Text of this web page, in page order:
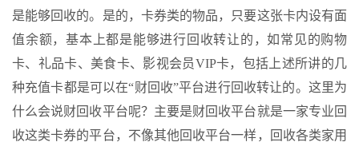
是能够回收的。是的，卡券类的物品，只要这张卡内设有面
值余额，基本上都是能够进行回收转让的，如常见的购物
卡、礼品卡、美食卡、影视会员VIP卡，包括上述所讲的几
种充值卡都是可以在“财回收”平台进行回收转让的。这里为
什么会说财回收平台呢？主要是财回收平台就是一家专业回
收这类卡券的平台，不像其他回收平台一样，回收各类家用